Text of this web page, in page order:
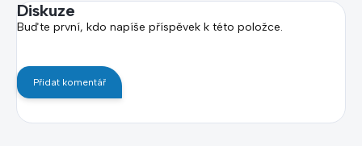
Diskuze
Buďte první, kdo napíše příspěvek k této položce.
Přidat komentář